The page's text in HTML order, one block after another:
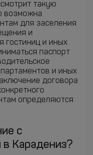
такую
возможна
для заселения
и
гостиниц и иных
паспорт
и иных
договора
определяются
с
Карадениз?